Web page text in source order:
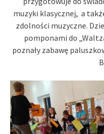
muzyki klasycznej, a
zdolności muzyczne.
pomponami do
poznały zabawę